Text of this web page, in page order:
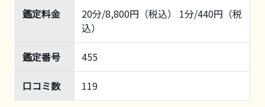
鑑定料金
20分/8,800円（税込） 1分/440円（税
込）
鑑定番号 455
口コミ数 119